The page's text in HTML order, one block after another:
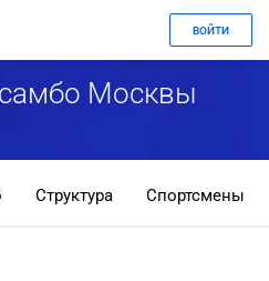
ВОЙТИ
Москвы
Структура Спортсмены